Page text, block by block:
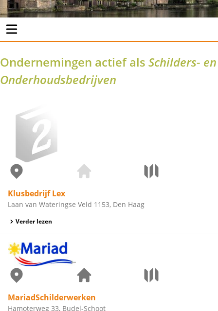
Ondernemingen actief als Schilders- en
Onderhoudsbedrijven
Klusbedrijf Lex
Laan van Wateringse Veld 1153, Den Haag
Verder lezen
MariadSchilderwerken
Hamoterweg 33, Budel-Schoot